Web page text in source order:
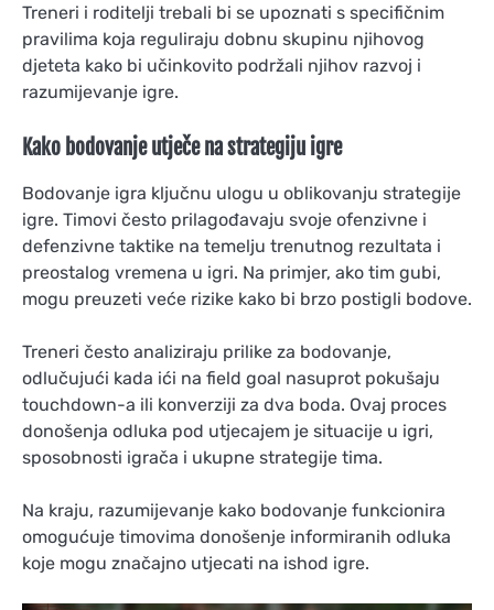
Treneri i roditelji trebali bi se upoznati s specifičnim
pravilima koja reguliraju dobnu skupinu njihovog
djeteta kako bi učinkovito podržali njihov razvoj i
razumijevanje igre.
Kako bodovanje utječe na strategiju igre
Bodovanje igra ključnu ulogu u oblikovanju strategije
igre. Timovi često prilagođavaju svoje ofenzivne i
defenzivne taktike na temelju trenutnog rezultata i
preostalog vremena u igri. Na primjer, ako tim gubi,
mogu preuzeti veće rizike kako bi brzo postigli bodove.
Treneri često analiziraju prilike za bodovanje,
odlučujući kada ići na field goal nasuprot pokušaju
touchdown-a ili konverziji za dva boda. Ovaj proces
donošenja odluka pod utjecajem je situacije u igri,
sposobnosti igrača i ukupne strategije tima.
Na kraju, razumijevanje kako bodovanje funkcionira
omogućuje timovima donošenje informiranih odluka
koje mogu značajno utjecati na ishod igre.